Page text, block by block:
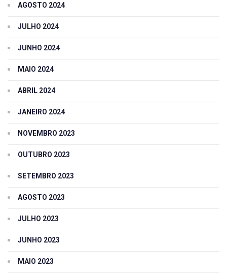
AGOSTO 2024
JULHO 2024
JUNHO 2024
MAIO 2024
ABRIL 2024
JANEIRO 2024
NOVEMBRO 2023
OUTUBRO 2023
SETEMBRO 2023
AGOSTO 2023
JULHO 2023
JUNHO 2023
MAIO 2023